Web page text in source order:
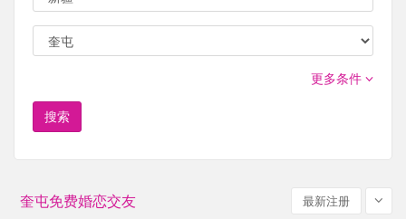
更多条件
搜索
奎屯免费婚恋交友 最新注册